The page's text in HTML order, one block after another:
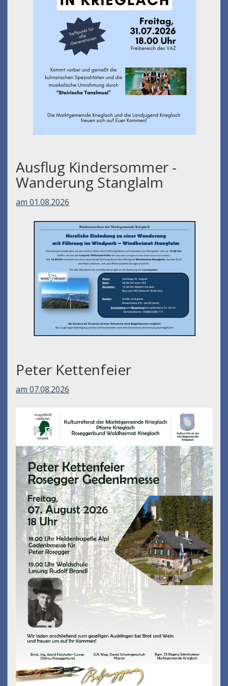
Ausflug Kindersommer -
Wanderung Stanglalm
am 01.08.2026
Peter Kettenfeier
am 07.08.2026